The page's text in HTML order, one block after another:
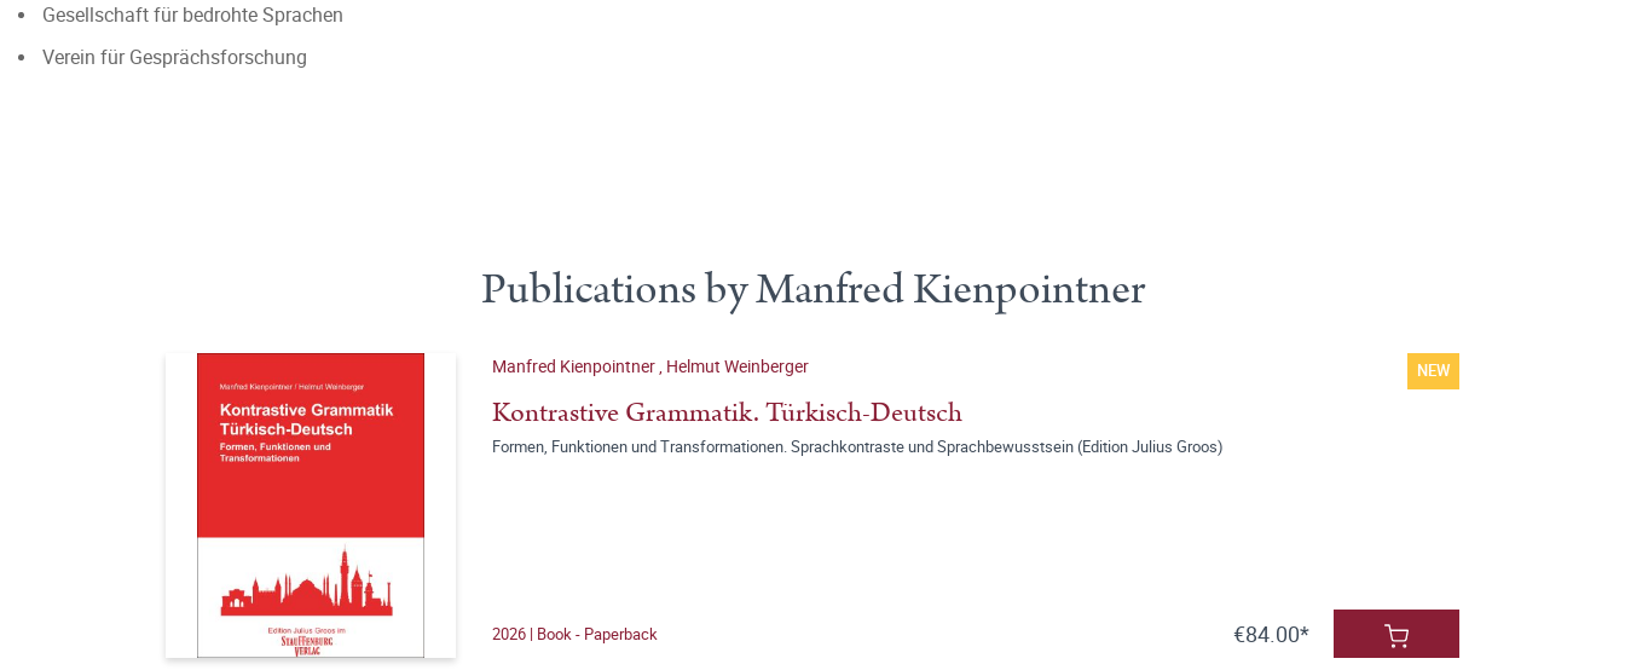
Gesellschaft für bedrohte Sprachen
Verein für Gesprächsforschung
Publications by Manfred Kienpointner
Manfred Kienpointner, Helmut Weinberger
Kontrastive Grammatik. Türkisch-Deutsch
NEW
Formen, Funktionen und Transformationen. Sprachkontraste und Sprachbewusstsein (Edition Julius Groos)
2026 | Book - Paperback €84.00*